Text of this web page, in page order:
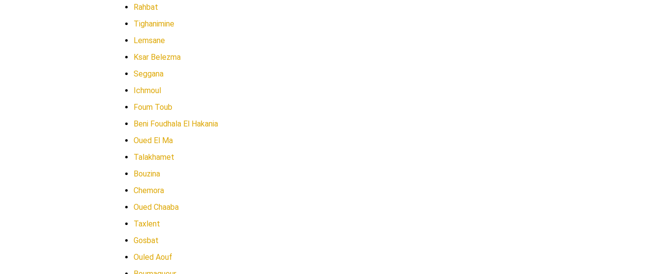
Rahbat
Tighanimine
Lemsane
Ksar Belezma
Seggana
Ichmoul
Foum Toub
Beni Foudhala El Hakania
Oued El Ma
Talakhamet
Bouzina
Chemora
Oued Chaaba
Taxlent
Gosbat
Ouled Aouf